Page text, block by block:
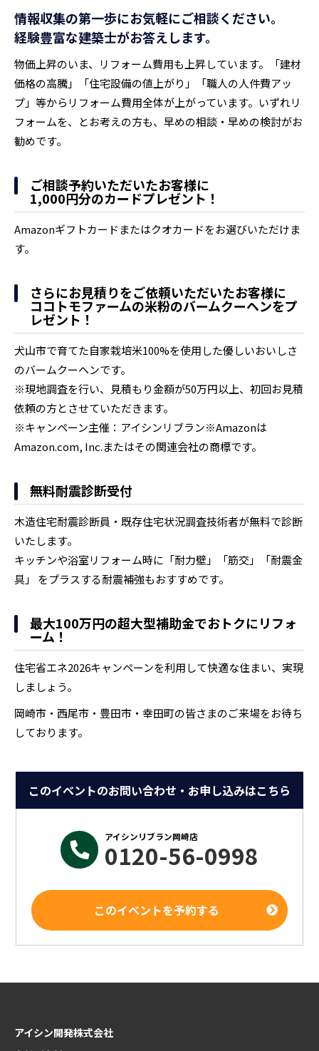
情報収集の第一歩にお気軽にご相談ください。
経験豊富な建築士がお答えします。
物価上昇のいま、リフォーム費用も上昇しています。「建材
価格の高騰」「住宅設備の値上がり」「職人の人件費アッ
プ」等からリフォーム費用全体が上がっています。いずれリ
フォームを、とお考えの方も、早めの相談・早めの検討がお
勧めです。
ご相談予約いただいたお客様に
1,000円分のカードプレゼント！
Amazonギフトカードまたはクオカードをお選びいただけま
す。
さらにお見積りをご依頼いただいたお客様に
ココトモファームの米粉のバームクーヘンをプ
レゼント！
犬山市で育てた自家栽培米100%を使用した優しいおいしさ
のバームクーヘンです。
※現地調査を行い、見積もり金額が50万円以上、初回お見積
依頼の方とさせていただきます。
※キャンペーン主催：アイシンリブラン※Amazonは
Amazon.com, Inc.またはその関連会社の商標です。
無料耐震診断受付
木造住宅耐震診断員・既存住宅状況調査技術者が無料で診断
いたします。
キッチンや浴室リフォーム時に「耐力壁」「筋交」「耐震金
具」 をプラスする耐震補強もおすすめです。
最大100万円の超大型補助金でおトクにリフォ
ーム！
住宅省エネ2026キャンペーンを利用して快適な住まい、実現
しましょう。
岡崎市・西尾市・豊田市・幸田町の皆さまのご来場をお待ち
しております。
このイベントのお問い合わせ・お申し込みはこちら
アイシンリブラン岡崎店
0120-56-0998
このイベントを予約する
アイシン開発株式会社